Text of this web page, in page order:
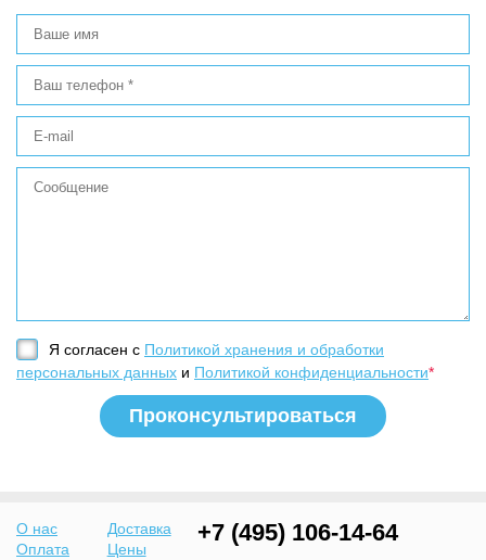
Я согласен с Политикой хранения и обработки
персональных данных и Политикой конфиденциальности*
О нас
Доставка
Оплата
Цены
+7 (495) 106-14-64